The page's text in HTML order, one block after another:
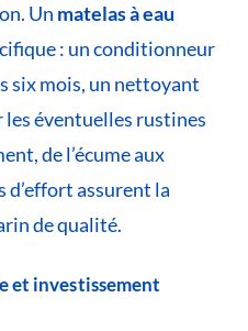
Un matelas à eau
: un conditionneur
six mois, un nettoyant
éventuelles rustines
de l’écume aux
d’effort assurent la
de qualité.
et investissement